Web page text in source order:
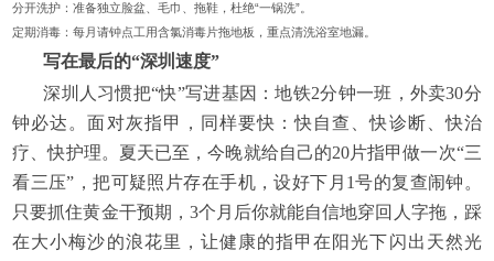
分开洗护：准备独立脸盆、毛巾、拖鞋，杜绝“一锅洗”。
定期消毒：每月请钟点工用含氯消毒片拖地板，重点清洗浴室地漏。
写在最后的“深圳速度”
深圳人习惯把“快”写进基因：地铁2分钟一班，外卖30分
钟必达。面对灰指甲，同样要快：快自查、快诊断、快治
疗、快护理。夏天已至，今晚就给自己的20片指甲做一次“三
看三压”，把可疑照片存在手机，设好下月1号的复查闹钟。
只要抓住黄金干预期，3个月后你就能自信地穿回人字拖，踩
在大小梅沙的浪花里，让健康的指甲在阳光下闪出天然光